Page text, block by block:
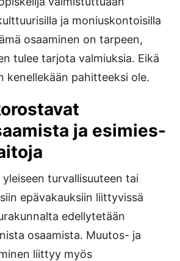
ja moniuskontoisilla
osaaminen on tarpeen,
tulee tarjota valmiuksia. Eikä
kenellekään pahitteeksi ole.
ja esimies-
yleiseen turvallisuuteen tai
epävakauksiin liittyvissä
edellytetään
osaamista. Muutos- ja
liittyy myös